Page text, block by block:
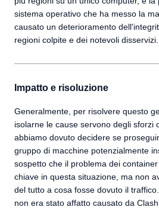
sistema operativo che ha messo la
causato un deterioramento
regioni colpite e dei notevoli disservizi.
Impatto e risoluzione
Generalmente, per risolvere questo
isolarne le cause servono degli sforzi
abbiamo dovuto decidere se
gruppo di macchine potenzialmente
sospetto che il problema dei
chiave in questa situazione, ma non
del tutto a cosa fosse dovuto il
non era stato affatto causato da